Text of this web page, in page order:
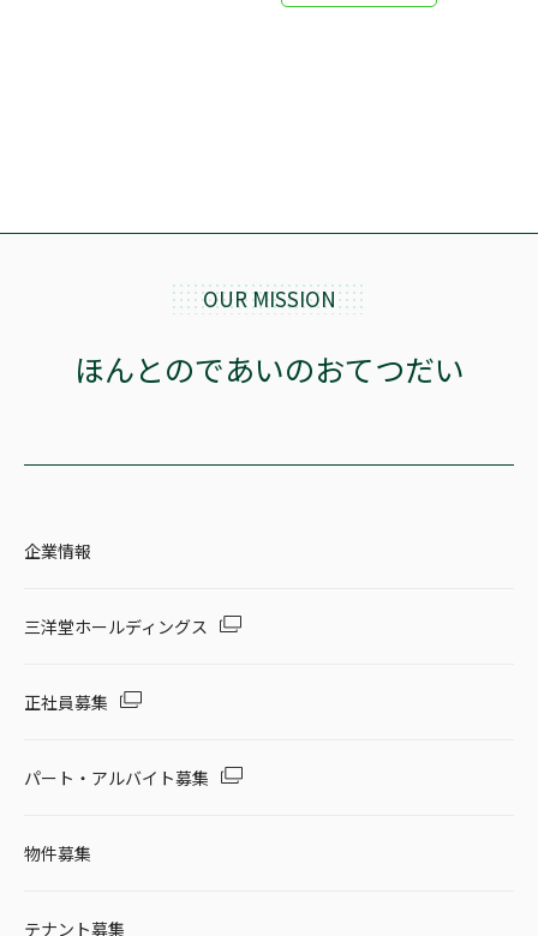
OUR MISSION
ほんとのであいのおてつだい
企業情報
三洋堂ホールディングス
正社員募集
パート・アルバイト募集
物件募集
テナント募集